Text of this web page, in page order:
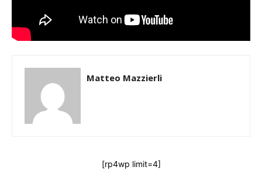
Matteo Mazzierli
[rp4wp limit=4]